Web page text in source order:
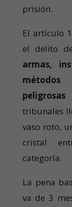
prisión.
El artículo
el delito
armas,
métodos
peligrosas
tribunales
vaso roto,
cristal
categoría.
La pena
va de 3